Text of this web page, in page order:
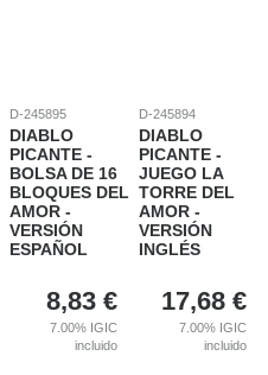
D-245895
DIABLO
PICANTE -
BOLSA DE 16
BLOQUES DEL
AMOR -
VERSIÓN
ESPAÑOL
8,83 €
7.00% IGIC
incluido
D-245894
DIABLO
PICANTE -
JUEGO LA
TORRE DEL
AMOR -
VERSIÓN
INGLÉS
17,68 €
7.00% IGIC
incluido